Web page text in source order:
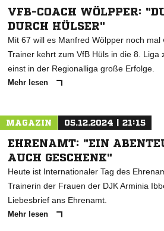
VFB-COACH WÖLPPER:
DURCH HÜLSER"
Mit 67 will es Manfred Wölpper noch
Trainer kehrt zum VfB Hüls in die 8. Liga
einst in der Regionalliga große Erfolge.
Mehr lesen
MAGAZIN 05.12.2024 | 21:15
EHRENAMT: "EIN
AUCH GESCHENK"
Heute ist Internationaler Tag des
Trainerin der Frauen der DJK Arminia
Liebesbrief ans Ehrenamt.
Mehr lesen